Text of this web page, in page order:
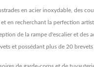
en acier inoxydable, des
en recherchant la perfection
de la rampe d'escalier et
et possédant plus de 20